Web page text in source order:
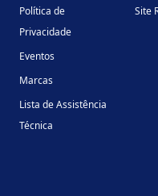
Política de
Privacidade
Eventos
Marcas
Lista de Assistência
Técnica
Site